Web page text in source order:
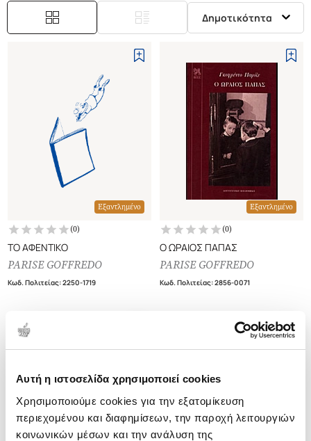
Αυτή η ιστοσελίδα χρησιμοποιεί cookies
Χρησιμοποιούμε cookies για την εξατομίκευση
περιεχομένου και διαφημίσεων, την παροχή λειτουργιών
κοινωνικών μέσων και την ανάλυση της
Δημοτικότητα
Εξαντλημένο
(0)
ΤΟ ΑΦΕΝΤΙΚΟ
PARISE GOFFREDO
Κωδ. Πολιτείας:2250-1719
Εξαντλημένο
(0)
Ο ΩΡΑΙΟΣ ΠΑΠΑΣ
PARISE GOFFREDO
Κωδ. Πολιτείας:2856-0071